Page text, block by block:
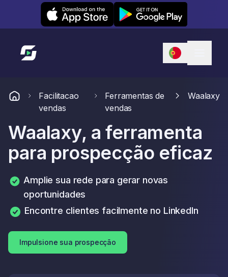
Leexi on iOS Leexi on Android
Link para a página inicial
Facilitacao
vendas
Ferramentas de
vendas
Waalaxy
Waalaxy, a ferramenta
para prospecção eficaz
Amplie sua rede para gerar novas
oportunidades
Encontre clientes facilmente no LinkedIn
Impulsione sua prospecção